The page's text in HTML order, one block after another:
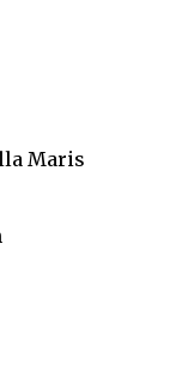
Maris